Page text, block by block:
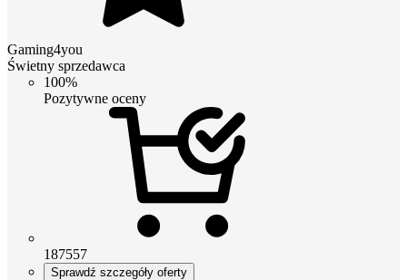
Gaming4you
Świetny sprzedawca
100%
Pozytywne oceny
187557
Sprawdź szczegóły oferty